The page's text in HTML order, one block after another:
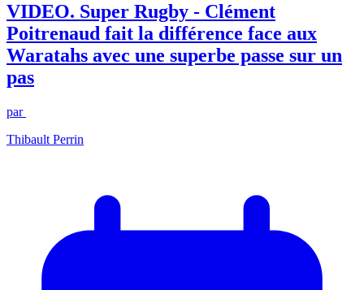
VIDEO. Super Rugby - Clément
Poitrenaud fait la différence face aux
Waratahs avec une superbe passe sur un
pas
par
Thibault Perrin